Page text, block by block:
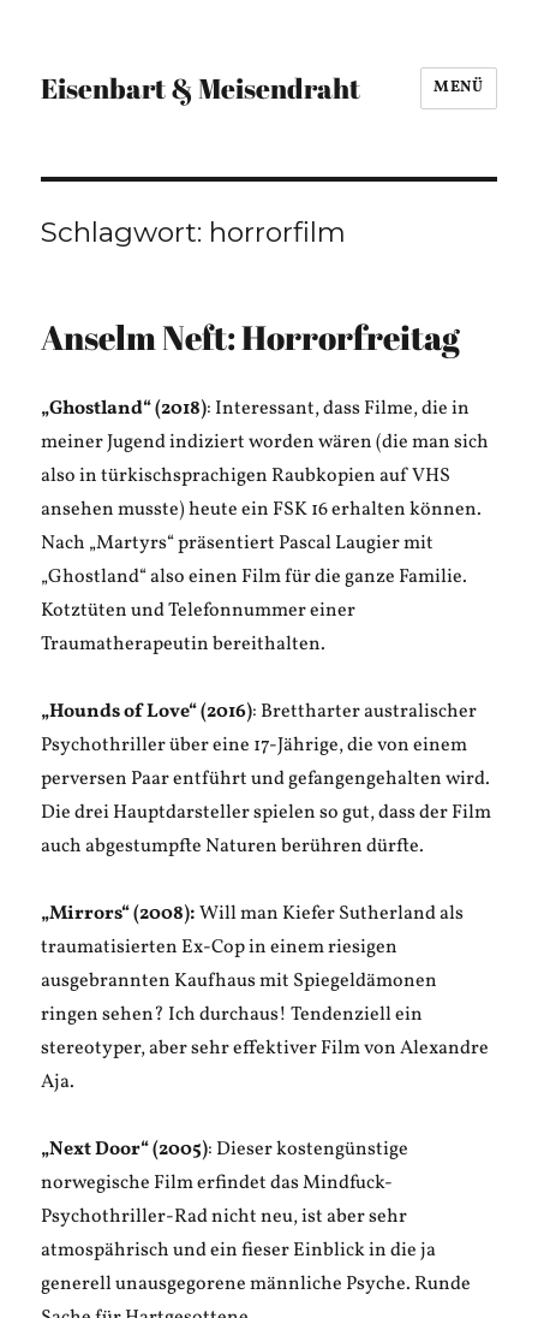
Eisenbart & Meisendraht MENÜ
Schlagwort: horrorfilm
Anselm Neft: Horrorfreitag
„Ghostland“ (2018): Interessant, dass Filme, die in
meiner Jugend indiziert worden wären (die man sich
also in türkischsprachigen Raubkopien auf VHS
ansehen musste) heute ein FSK 16 erhalten können.
Nach „Martyrs“ präsentiert Pascal Laugier mit
„Ghostland“ also einen Film für die ganze Familie.
Kotztüten und Telefonnummer einer
Traumatherapeutin bereithalten.
„Hounds of Love“ (2016): Brettharter australischer
Psychothriller über eine 17-Jährige, die von einem
perversen Paar entführt und gefangengehalten wird.
Die drei Hauptdarsteller spielen so gut, dass der Film
auch abgestumpfte Naturen berühren dürfte.
„Mirrors“ (2008):Will man Kiefer Sutherland als
traumatisierten Ex-Cop in einem riesigen
ausgebrannten Kaufhaus mit Spiegeldämonen
ringen sehen? Ich durchaus! Tendenziell ein
stereotyper, aber sehr effektiver Film von Alexandre
Aja.
„Next Door“ (2005): Dieser kostengünstige
norwegische Film erfindet das Mindfuck-
Psychothriller-Rad nicht neu, ist aber sehr
atmospährisch und ein fieser Einblick in die ja
generell unausgegorene männliche Psyche. Runde